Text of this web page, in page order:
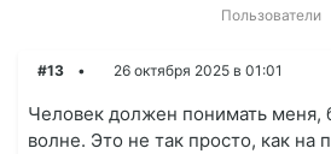
#13 26 октября 2025 в 01:01
Человек должен понимать меня,
волне. Это не так просто, как на
Пользователи